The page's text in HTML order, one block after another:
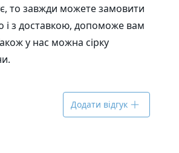
то завжди можете замовити
і з доставкою, допоможе вам
у нас можна сірку
Додати відгук